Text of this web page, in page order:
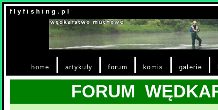
f l y f i s h i n g . p l
home | artykuły |forum | komis | galerie |
FORUM